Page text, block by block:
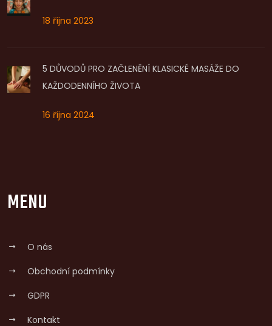
18 října 2023
5 DŮVODŮ PRO ZAČLENĚNÍ KLASICKÉ MASÁŽE DO
KAŽDODENNÍHO ŽIVOTA
16 října 2024
MENU
O nás
Obchodní podmínky
GDPR
Kontakt